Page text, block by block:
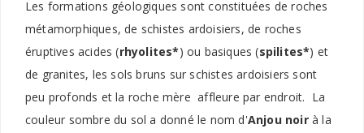
Les formations géologiques sont constituées de roches
métamorphiques, de schistes ardoisiers, de roches
éruptives acides (rhyolites*) ou basiques (spilites*) et
de granites, les sols bruns sur schistes ardoisiers sont
peu profonds et la roche mère affleure par endroit. La
couleur sombre du sol a donné le nom d'Anjou noirà la